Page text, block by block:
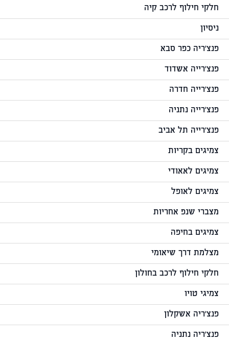
חלקי חילוף לרכב קיה
ניסיון
פנצ'ריה כפר סבא
פנצ'רייה אשדוד
פנצ'רייה חדרה
פנצ'רייה נתניה
פנצ'רייה תל אביב
צמיגים בקריות
צמיגים לאאודי
צמיגים לאופל
מצברי שנפ אחריות
צמיגים בחיפה
מצלמת דרך שיאומי
חלקי חילוף לרכב בחולון
צמיגי טויו
פנצ'ריה אשקלון
פנצ'ריה נתניה